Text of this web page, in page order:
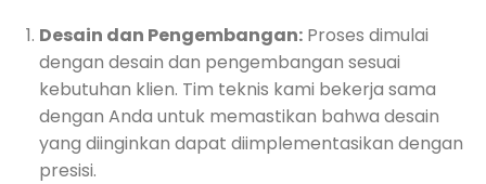
Desain dan Pengembangan:Proses dimulai
dengan desain dan pengembangan sesuai
kebutuhan klien. Tim teknis kami bekerja sama
dengan Anda untuk memastikan bahwa desain
yang diinginkan dapat diimplementasikan dengan
presisi.